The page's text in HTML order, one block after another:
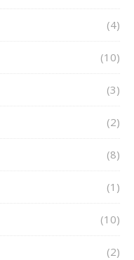
(4)
(10)
(3)
(2)
(8)
(1)
(10)
(2)